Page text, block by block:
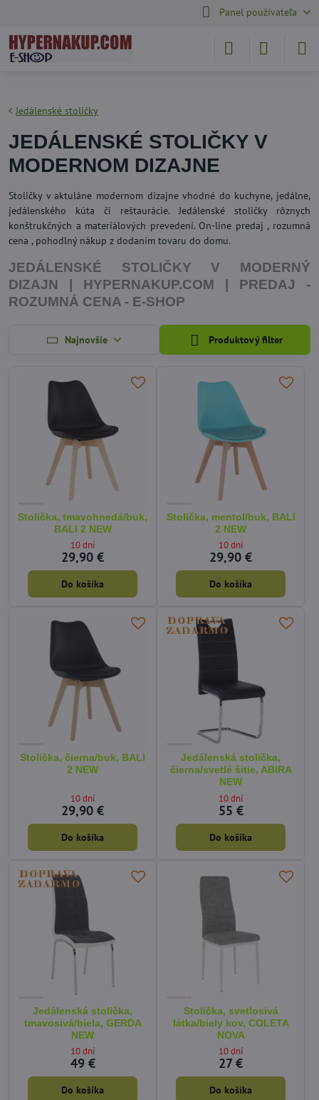
Panel používateľa
Jedálenské stoličky
JEDÁLENSKÉ STOLIČKY V
MODERNOM DIZAJNE
Stoličky v aktuláne modernom dizajne vhodné do kuchyne, jedálne,
jedálenského kúta či reštaurácie. Jedálenské stoličky rôznych
konštrukčných a materiálových prevedení. On-line predaj , rozumná
cena , pohodlný nákup z dodaním tovaru do domu.
JEDÁLENSKÉ STOLIČKY V MODERNÝ
DIZAJN | HYPERNAKUP.COM | PREDAJ -
ROZUMNÁ CENA - E-SHOP
Najnovšie Produktový filter
Stolička, tmavohnedá/buk,
BALI 2 NEW
10 dní
29,90 €
Do košíka
Stolička, mentol/buk, BALI
2 NEW
10 dní
29,90 €
Do košíka
Stolička, čierna/buk, BALI
2 NEW
10 dní
29,90 €
Do košíka
Jedálenská stolička,
čierna/svetlé šitie, ABIRA
NEW
10 dní
55 €
Do košíka
Jedálenská stolička,
tmavosivá/biela, GERDA
NEW
10 dní
49 €
Do košíka
Stolička, svetlosivá
látka/biely kov, COLETA
NOVA
10 dní
27 €
Do košíka